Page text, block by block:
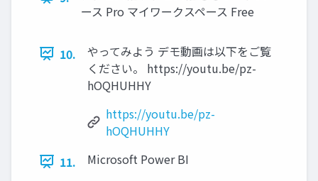
ース Pro マイワークスペース Free
10.
やってみよう デモ動画は以下をご覧
ください。 https://youtu.be/pz-
hOQHUHHY
https://youtu.be/pz-
hOQHUHHY
11.
Microsoft Power BI